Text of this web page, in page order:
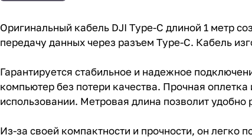
Оригинальный кабель DJI Type-C длиной 1 метр
передачу данных через разъем Type-C. Кабель
Гарантируется стабильное и надежное
компьютер без потери качества. Прочная
использовании. Метровая длина позволит
Из-за своей компактности и прочности, он легко